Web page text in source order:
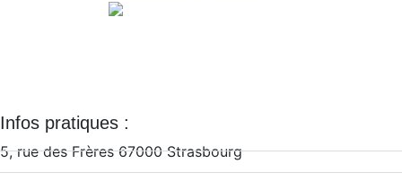
Infos pratiques :
5, rue des Frères 67000 Strasbourg
Téléphone : + 33 (0)3 88 32 21 41